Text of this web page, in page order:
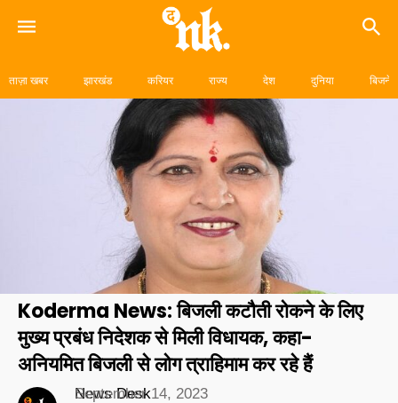
ताज़ा खबर झारखंड करियर राज्य देश दुनिया बिजनेस
Koderma News: बिजली कटौती रोकने के लिए
मुख्य प्रबंध निदेशक से मिली विधायक, कहा-
अनियमित बिजली से लोग त्राहिमाम कर रहे हैं
News Desk
September 14, 2023